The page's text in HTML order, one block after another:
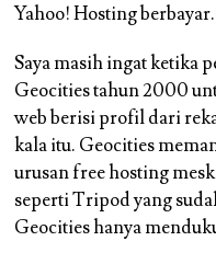
Yahoo! Hosting berbayar.
Saya masih ingat ketika
Geocities tahun 2000
web berisi profil dari
kala itu. Geocities
urusan free hosting
seperti Tripod yang
Geocities hanya